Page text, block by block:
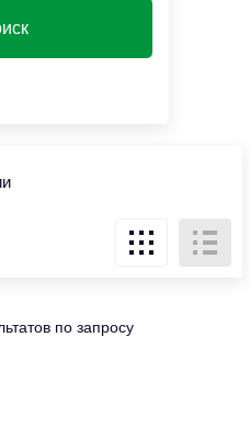
по запросу